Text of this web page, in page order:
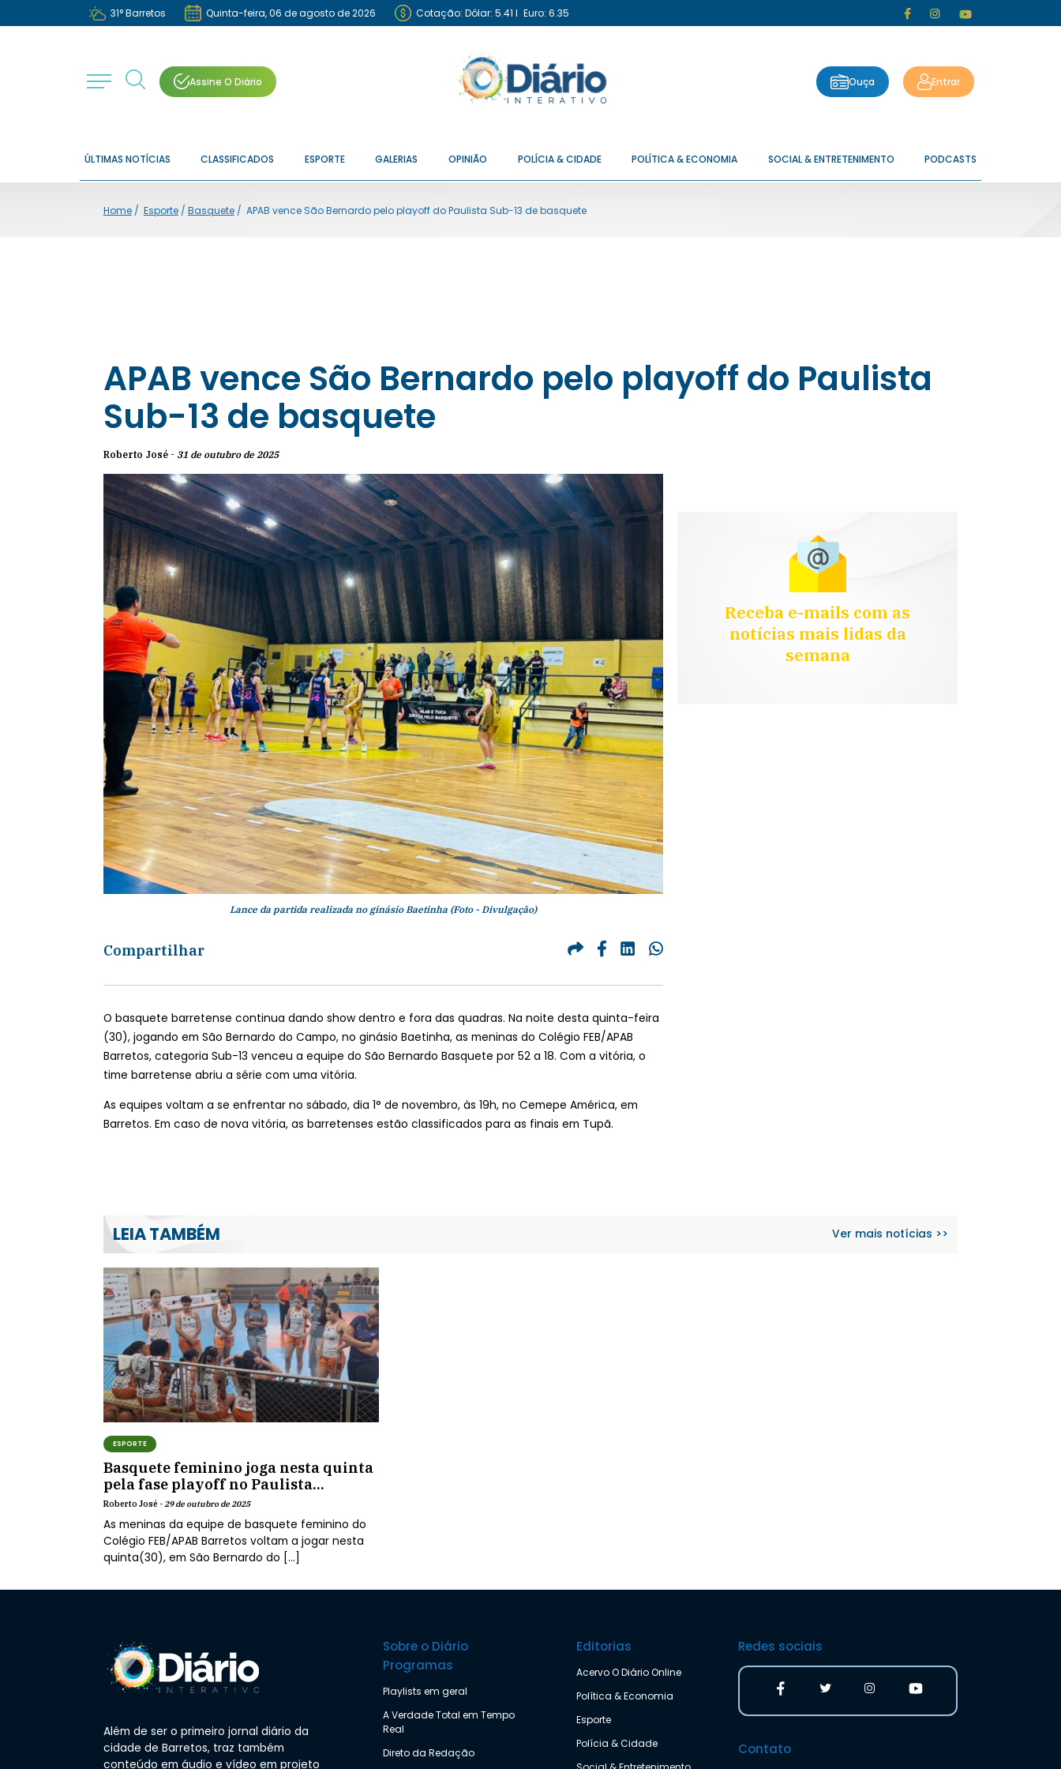
31°Barretos Quinta-feira, 06 de agosto de 2026 Cotação: Dólar: 5.41 I Euro: 6.35
Assine O Diário Ouça Entrar
ÚLTIMAS NOTÍCIAS CLASSIFICADOS ESPORTE GALERIAS OPINIÃO POLÍCIA & CIDADE POLÍTICA & ECONOMIA SOCIAL & ENTRETENIMENTO PODCASTS
Home/ Esporte/ Basquete/ APAB vence São Bernardo pelo playoff do Paulista Sub-13 de basquete
APAB vence São Bernardo pelo playoff do Paulista
Sub-13 de basquete
Roberto José - 31 de outubro de 2025
Lance da partida realizada no ginásio Baetinha (Foto - Divulgação)
Compartilhar
O basquete barretense continua dando show dentro e fora das quadras. Na noite desta quinta-feira
(30), jogando em São Bernardo do Campo, no ginásio Baetinha, as meninas do Colégio FEB/APAB
Barretos, categoria Sub-13 venceu a equipe do São Bernardo Basquete por 52 a 18. Com a vitória, o
time barretense abriu a série com uma vitória.
As equipes voltam a se enfrentar no sábado, dia 1° de novembro, às 19h, no Cemepe América, em
Barretos. Em caso de nova vitória, as barretenses estão classificados para as finais em Tupã.
Receba e-mails com as
notícias mais lidas da
semana
LEIA TAMBÉM Ver mais notícias >>
ESPORTE
Basquete feminino joga nesta quinta
pela fase playoff no Paulista...
Roberto José -29 de outubro de 2025
As meninas da equipe de basquete feminino do
Colégio FEB/APAB Barretos voltam a jogar nesta
quinta(30), em São Bernardo do […]
Além de ser o primeiro jornal diário da
cidade de Barretos, traz também
conteúdo em áudio e vídeo em projeto
Sobre o Diário
Programas
Playlists em geral
A Verdade Total em Tempo
Real
Direto da Redação
Editorias
Acervo O Diário Online
Política & Economia
Esporte
Polícia & Cidade
Redes sociais
Contato